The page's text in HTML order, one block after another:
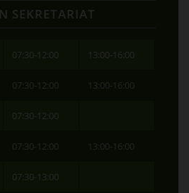
SEKRETARIAT
07:30-12:00 13:00-16:00
07:30-12:00 13:00-16:00
07:30-12:00
07:30-12:00 13:00-16:00
07:30-13:00